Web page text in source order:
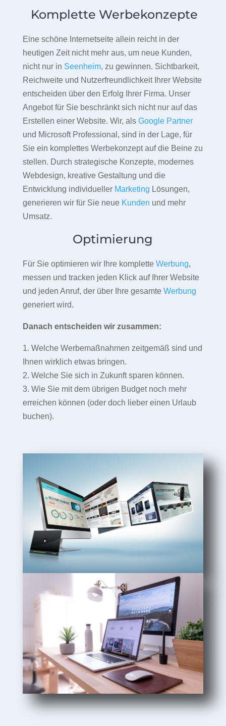
Komplette Werbekonzepte
Eine schöne Internetseite allein reicht in der
heutigen Zeit nicht mehr aus, um neue Kunden,
nicht nur in Seenheim, zu gewinnen. Sichtbarkeit,
Reichweite und Nutzerfreundlichkeit Ihrer Website
entscheiden über den Erfolg Ihrer Firma. Unser
Angebot für Sie beschränkt sich nicht nur auf das
Erstellen einer Website. Wir, als Google Partner
und Microsoft Professional, sind in der Lage, für
Sie ein komplettes Werbekonzept auf die Beine zu
stellen. Durch strategische Konzepte, modernes
Webdesign, kreative Gestaltung und die
Entwicklung individueller Marketing Lösungen,
generieren wir für Sie neue Kunden und mehr
Umsatz.
Optimierung
Für Sie optimieren wir Ihre komplette Werbung,
messen und tracken jeden Klick auf Ihrer Website
und jeden Anruf, der über Ihre gesamte Werbung
generiert wird.
Danach entscheiden wir zusammen:
1. Welche Werbemaßnahmen zeitgemäß sind und
Ihnen wirklich etwas bringen.
2. Welche Sie sich in Zukunft sparen können.
3. Wie Sie mit dem übrigen Budget noch mehr
erreichen können (oder doch lieber einen Urlaub
buchen).